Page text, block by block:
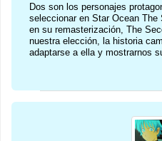
Dos son los personajes
seleccionar en Star Ocean
en su remasterización, The
nuestra elección, la historia
adaptarse a ella y mostrarnos